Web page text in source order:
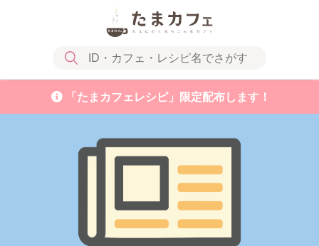
「たまカフェレシピ」限定配布します！